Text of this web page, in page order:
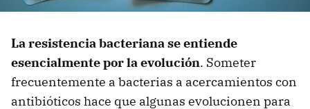
La resistencia bacteriana se entiende
esencialmente por la evolución. Someter
frecuentemente a bacterias a acercamientos con
antibióticos hace que algunas evolucionen para